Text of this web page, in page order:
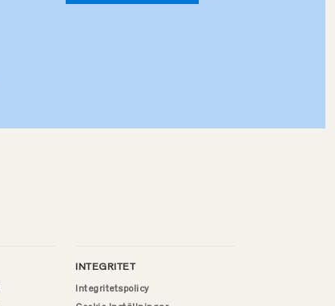
INTEGRITET
Integritetspolicy